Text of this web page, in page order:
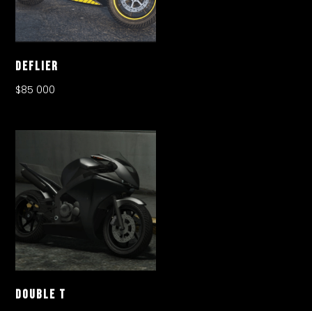
Deflier
$85 000
Double T